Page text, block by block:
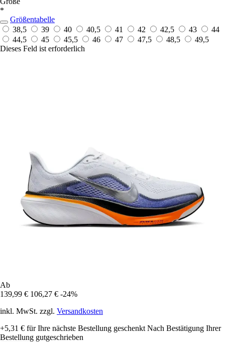
*
Größentabelle
38,5
39 40 40,5 41 42 42,5 43
44
44,5
45 45,5 46 47 47,5 48,5
49,5
Dieses Feld ist erforderlich
Ab
139,99 € 106,27 € -24%
inkl. MwSt. zzgl. Versandkosten
+5,31 € für Ihre nächste Bestellung geschenkt Nach Bestätigung Ihrer
Bestellung gutgeschrieben